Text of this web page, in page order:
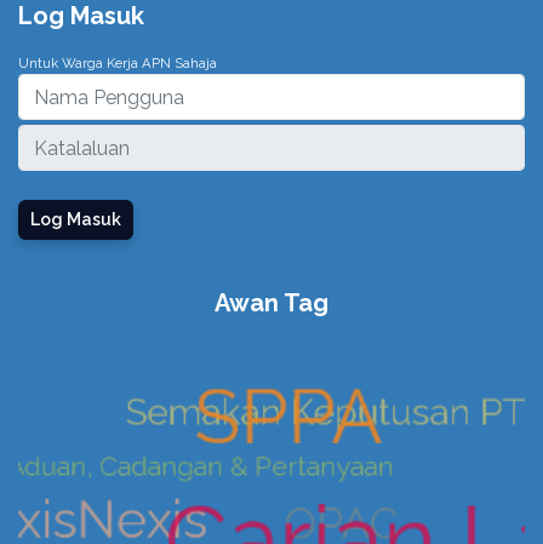
Log Masuk
Untuk Warga Kerja APN Sahaja
Log Masuk
Awan Tag